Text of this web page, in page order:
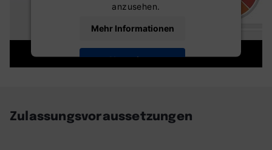
anzusehen.
Mehr Informationen
Akzeptieren
Zulassungsvoraussetzungen